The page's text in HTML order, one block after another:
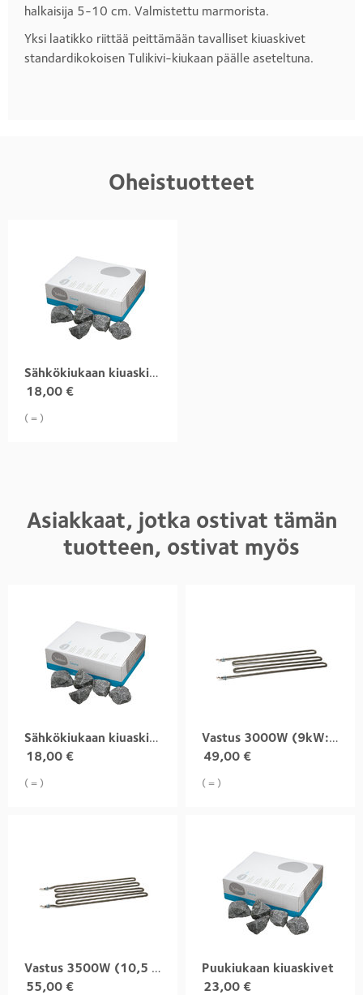
halkaisija 5-10 cm. Valmistettu marmorista.
Yksi laatikko riittää peittämään tavalliset kiuaskivet
standardikokoisen Tulikivi-kiukaan päälle aseteltuna.
Oheistuotteet
Sähkökiukaan kiuaskivet
18,00 €
( = )
Asiakkaat, jotka ostivat tämän
tuotteen, ostivat myös
Sähkökiukaan kiuaskivet
18,00 €
( = )
Vastus 3000W (9kW:n kiukaaseen)
49,00 €
( = )
Vastus 3500W (10,5 kW:n kiukaaseen)
55,00 €
Puukiukaan kiuaskivet
23,00 €